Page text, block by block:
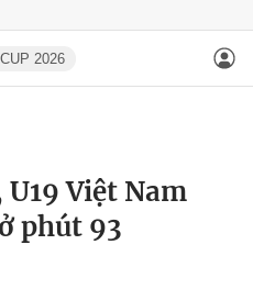
2026
Việt Nam
phút 93